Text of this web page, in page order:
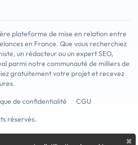
plateforme de mise en relation entre
en France. Que vous recherchiez
un rédacteur ou un expert SEO,
parmi notre communauté de milliers de
gratuitement votre projet et recevez
de confidentialité
CGU
réservés.
×